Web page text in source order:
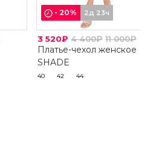
-20% 2д 23ч
3 520₽ 4 400₽ 11 000₽
Платье-чехол женское
SHADE
40 42 44